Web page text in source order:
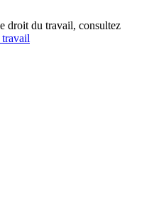
droit du travail, consultez